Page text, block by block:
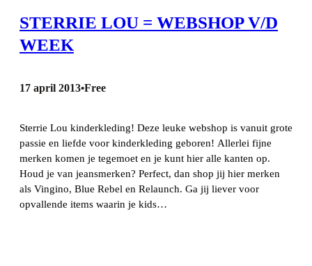
STERRIE LOU = WEBSHOP V/D
WEEK
17 april 2013•Free
Sterrie Lou kinderkleding! Deze leuke webshop is vanuit grote
passie en liefde voor kinderkleding geboren! Allerlei fijne
merken komen je tegemoet en je kunt hier alle kanten op.
Houd je van jeansmerken? Perfect, dan shop jij hier merken
als Vingino, Blue Rebel en Relaunch. Ga jij liever voor
opvallende items waarin je kids…